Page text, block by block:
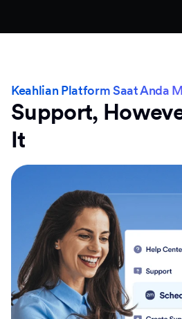
Keahlian Platform Saat Anda
Support,
It